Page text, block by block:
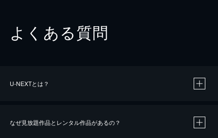
よくある質問
U-NEXTとは？
なぜ見放題作品とレンタル作品があるの？